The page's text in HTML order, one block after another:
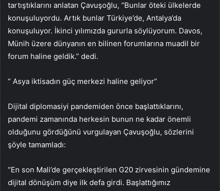
tartıştıklarını anlatan Çavuşoğlu, “Bunlar öteki ülkelerde
konuşuluyordu. Artık bunlar Türkiye’de, Antalya’da
konuşuluyor. İkinci yılımızda gururla söylüyorum. Davos,
Münih üzere dünyanın en bilinen forumlarına muadil bir
forum haline geldik.” dedi.
” Asya iktisadın güç merkezi haline geliyor”
Dijital diplomasiyi pandemiden önce başlattıklarını,
pandemi zamanında herkesin bunun ne kadar önemli
olduğunu gördüğünü vurgulayan Çavuşoğlu, sözlerini
şöyle tamamladı:
“En son Mali’de gerçekleştirilen G20 zirvesinin gündemine
dijital dönüşüm diye ilk defa girdi. Başlattığımız